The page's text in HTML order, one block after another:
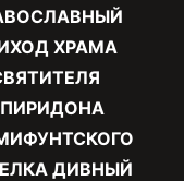
ХРАМА
ДИВНЫЙ